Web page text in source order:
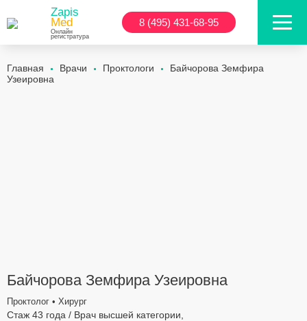
Zapis
Med
Онлайн
регистратура
8 (495) 431-68-95
Главная Врачи Проктологи
Байчорова Земфира
Узеировна
Байчорова Земфира Узеировна
Проктолог • Хирург
Стаж 43 года / Врач высшей категории,